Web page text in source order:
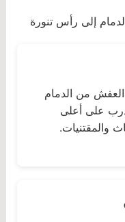
من الدمام
على أعلى
والمقتنيات.